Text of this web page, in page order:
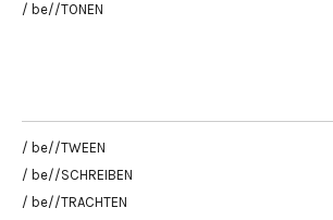
/ be//TONEN
/ be//TWEEN
/ be//SCHREIBEN
/ be//TRACHTEN